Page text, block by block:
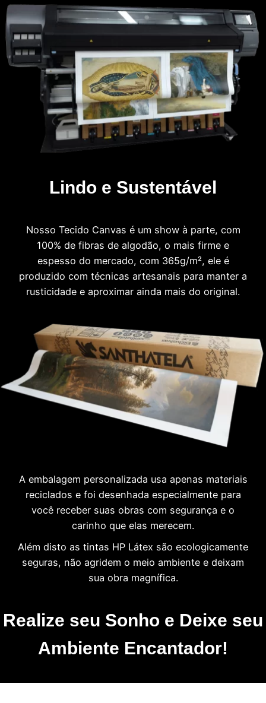
Lindo e Sustentável
Nosso Tecido Canvas é um show à parte, com
100% de fibras de algodão, o mais firme e
espesso do mercado, com 365g/m², ele é
produzido com técnicas artesanais para manter a
rusticidade e aproximar ainda mais do original.
A embalagem personalizada usa apenas materiais
reciclados e foi desenhada especialmente para
você receber suas obras com segurança e o
carinho que elas merecem.
Além disto as tintas HP Látex são ecologicamente
seguras, não agridem o meio ambiente e deixam
sua obra magnífica.
Realize seu Sonho e Deixe seu
Ambiente Encantador!